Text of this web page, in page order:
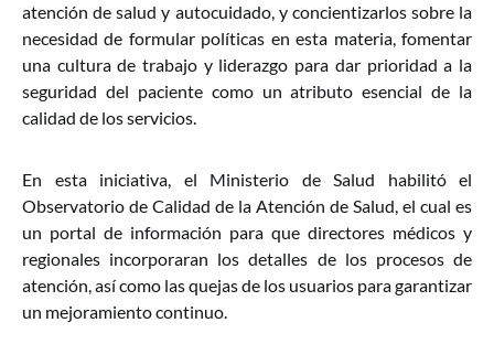
atención de salud y autocuidado, y concientizarlos sobre la
necesidad de formular políticas en esta materia, fomentar
una cultura de trabajo y liderazgo para dar prioridad a la
seguridad del paciente como un atributo esencial de la
calidad de los servicios.
En esta iniciativa, el Ministerio de Salud habilitó el
Observatorio de Calidad de la Atención de Salud, el cual es
un portal de información para que directores médicos y
regionales incorporaran los detalles de los procesos de
atención, así como las quejas de los usuarios para garantizar
un mejoramiento continuo.